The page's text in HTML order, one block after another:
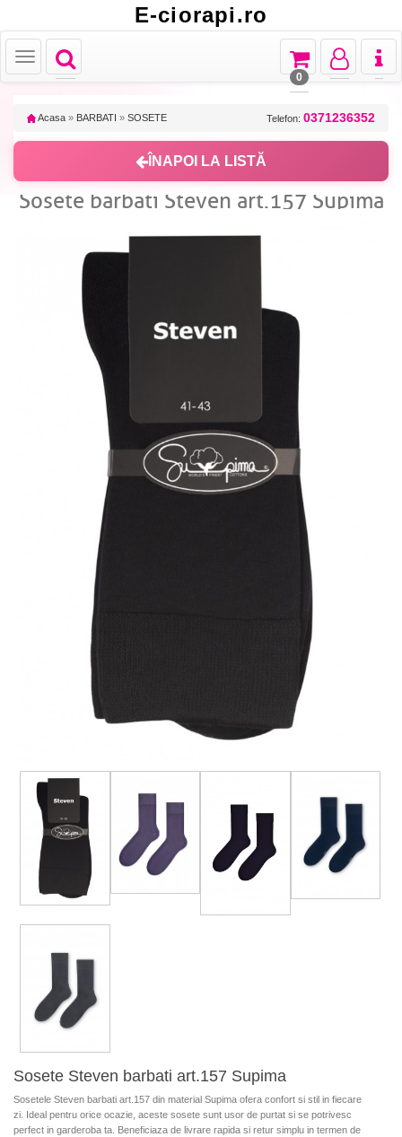
E-ciorapi.ro
Toggle
navigation
Toggle
Toggle
navigation
Toggle
navigation
Toggle
navigation
0
Acasa » BARBATI » SOSETE Telefon: 0371236352
ÎNAPOI LA LISTĂ
Sosete barbati Steven art.157 Supima
Sosete Steven barbati art.157 Supima
Sosetele Steven barbati art.157 din material Supima ofera confort si stil in fiecare
zi. Ideal pentru orice ocazie, aceste sosete sunt usor de purtat si se potrivesc
perfect in garderoba ta. Beneficiaza de livrare rapida si retur simplu in termen de